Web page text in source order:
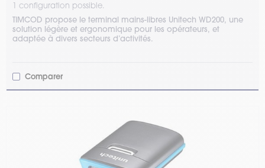
1 configuration possible.
TIMCOD propose le terminal mains-libres Unitech WD200, une
solution légère et ergonomique pour les opérateurs, et
adaptée à divers secteurs d’activités.
Comparer